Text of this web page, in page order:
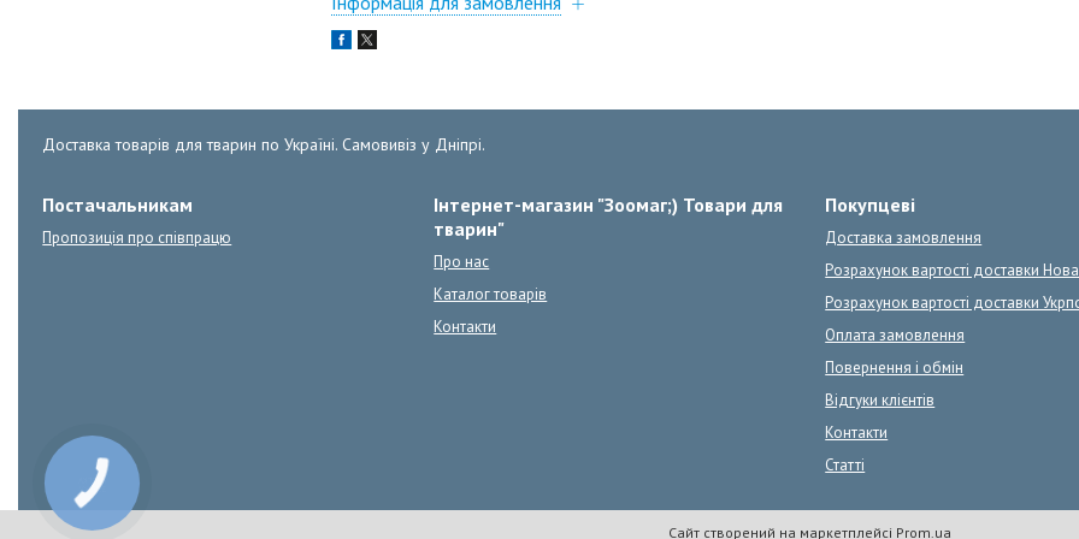
Доставка товарів для тварин по Україні. Самовивіз у Дніпрі.
Постачальникам
Пропозиція про співпрацю
Інтернет-магазин "Зоомаг;) Товари для
тварин"
Про нас
Каталог товарів
Контакти
Покупцеві
Доставка замовлення
Розрахунок вартості доставки
Розрахунок вартості доставки
Оплата замовлення
Повернення і обмін
Відгуки клієнтів
Контакти
Статті
Сайт створений на маркетплейсі Prom.ua